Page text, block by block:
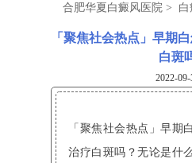
合肥华夏白癜风医院 > 白
「聚焦社会热点」早期
白斑
2022-09-
「聚焦社会热点」早期
治疗白斑吗？无论是什